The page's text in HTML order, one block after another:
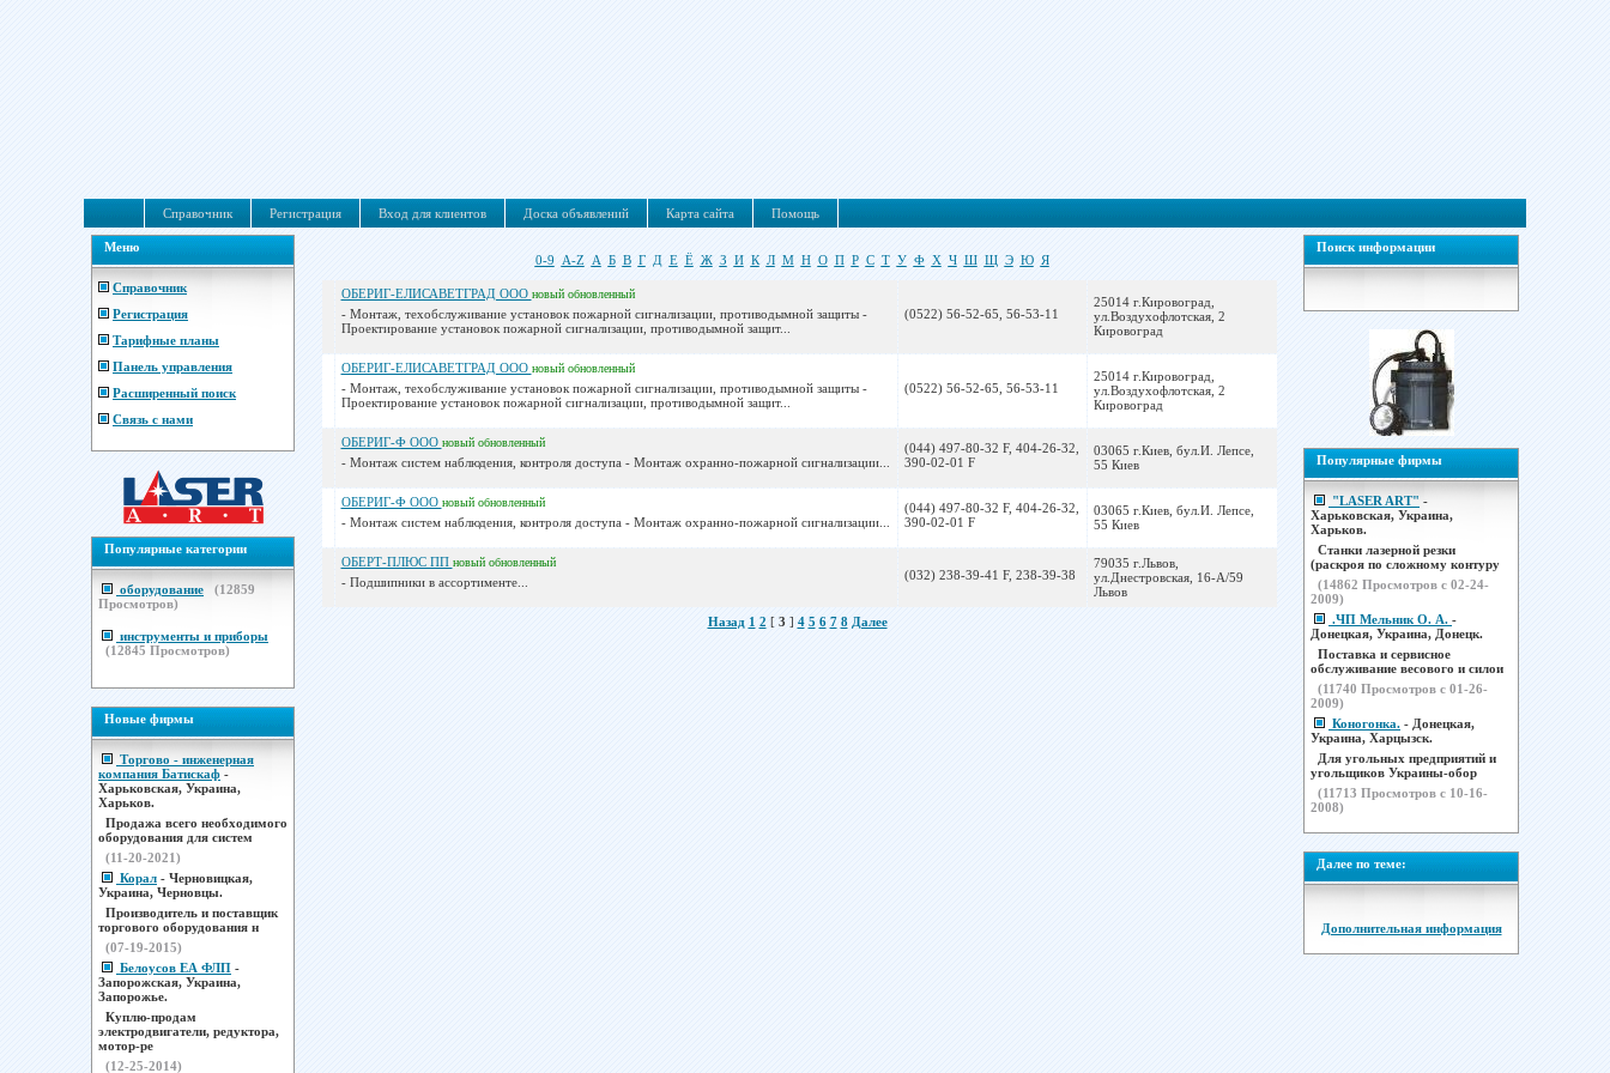
Справочник Регистрация Вход для клиентов Доска объявлений Карта сайта Помощь
Меню
Справочник
Регистрация
Тарифные планы
Панель управления
Расширенный поиск
Связь с нами
Популярные категории
оборудование (12859
Просмотров)
инструменты и приборы
(12845 Просмотров)
Новые фирмы
Торгово - инженерная
компания Батискаф -
Харьковская, Украина,
Харьков.
Продажа всего необходимого
оборудования для систем
(11-20-2021)
Корал - Черновицкая,
Украина, Черновцы.
Производитель и поставщик
торгового оборудования н
(07-19-2015)
Белоусов ЕА ФЛП -
Запорожская, Украина,
Запорожье.
Куплю-продам
электродвигатели, редуктора,
мотор-ре
(12-25-2014)
0-9 A-Z А Б В Г Д Е Ё Ж З И К Л М Н О П Р С Т У Ф Х Ч Ш Щ Э Ю Я
ОБЕРИГ-ЕЛИСАВЕТГРАД ООО новый обновленный
- Монтаж, техобслуживание установок пожарной сигнализации, противодымной защиты -
Проектирование установок пожарной сигнализации, противодымной защит...
(0522) 56-52-65, 56-53-11
25014 г.Кировоград,
ул.Воздухофлотская, 2
Кировоград
ОБЕРИГ-ЕЛИСАВЕТГРАД ООО новый обновленный
- Монтаж, техобслуживание установок пожарной сигнализации, противодымной защиты -
Проектирование установок пожарной сигнализации, противодымной защит...
(0522) 56-52-65, 56-53-11
25014 г.Кировоград,
ул.Воздухофлотская, 2
Кировоград
ОБЕРИГ-Ф ООО новый обновленный
- Монтаж систем наблюдения, контроля доступа - Монтаж охранно-пожарной сигнализации...
(044) 497-80-32 F, 404-26-32,
390-02-01 F
03065 г.Киев, бул.И. Лепсе,
55 Киев
ОБЕРИГ-Ф ООО новый обновленный
- Монтаж систем наблюдения, контроля доступа - Монтаж охранно-пожарной сигнализации...
(044) 497-80-32 F, 404-26-32,
390-02-01 F
03065 г.Киев, бул.И. Лепсе,
55 Киев
ОБЕРТ-ПЛЮС ПП новый обновленный
- Подшипники в ассортименте... (032) 238-39-41 F, 238-39-38
79035 г.Львов,
ул.Днестровская, 16-А/59
Львов
Назад 1 2 [ 3 ] 4 5 6 7 8 Далее
Поиск информации
Популярные фирмы
"LASER ART" -
Харьковская, Украина,
Харьков.
Станки лазерной резки
(раскроя по сложному контуру
(14862 Просмотров с 02-24-
2009)
.ЧП Мельник О. А. -
Донецкая, Украина, Донецк.
Поставка и сервисное
обслуживание весового и силои
(11740 Просмотров с 01-26-
2009)
Коногонка. - Донецкая,
Украина, Харцызск.
Для угольных предприятий и
угольщиков Украины-обор
(11713 Просмотров с 10-16-
2008)
Далее по теме:
Дополнительная информация